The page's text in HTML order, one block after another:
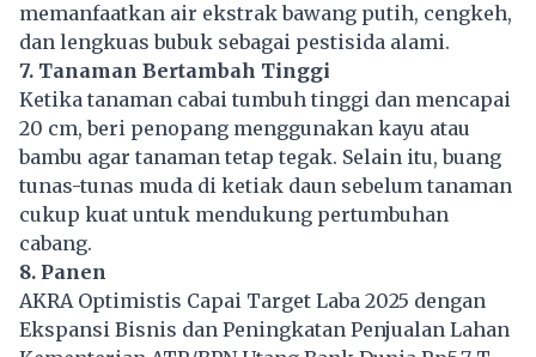
memanfaatkan air ekstrak bawang putih, cengkeh,
dan lengkuas bubuk sebagai pestisida alami.
7. Tanaman Bertambah Tinggi
Ketika tanaman cabai tumbuh tinggi dan mencapai
20 cm, beri penopang menggunakan kayu atau
bambu agar tanaman tetap tegak. Selain itu, buang
tunas-tunas muda di ketiak daun sebelum tanaman
cukup kuat untuk mendukung pertumbuhan
cabang.
8. Panen
AKRA Optimistis Capai Target Laba 2025 dengan
Ekspansi Bisnis dan Peningkatan Penjualan Lahan